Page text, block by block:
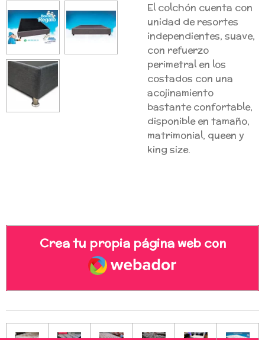
El colchón cuenta con
unidad de resortes
independientes, suave,
con refuerzo
perimetral en los
costados con una
acojinamiento
bastante confortable,
disponible en tamaño,
matrimonial, queen y
king size.
Crea tu propia página web con
Webador